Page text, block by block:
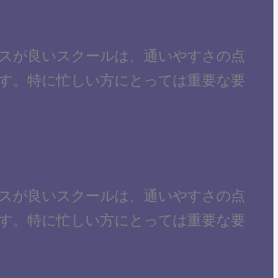
が良いスクールは、通いやすさの点
。特に忙しい方にとっては重要な要
が良いスクールは、通いやすさの点
。特に忙しい方にとっては重要な要